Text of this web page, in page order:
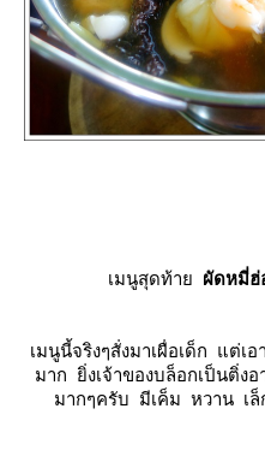
เมนูสุดท้า ผัดหมี่ฮ่
เมนูนี้จริงๆสั่งมาเผื่อเด็ก แต่เ
มาก ยิ่งเจ้าของบล็อกเป็นติ่ง
มากๆครับ มีเค็ม หวาน เ